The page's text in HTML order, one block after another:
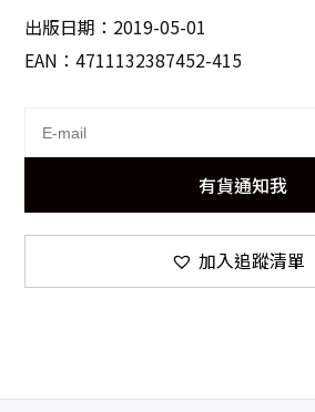
出版日期：2019-05-01
EAN：4711132387452-415
有貨通知我
加入追蹤清單